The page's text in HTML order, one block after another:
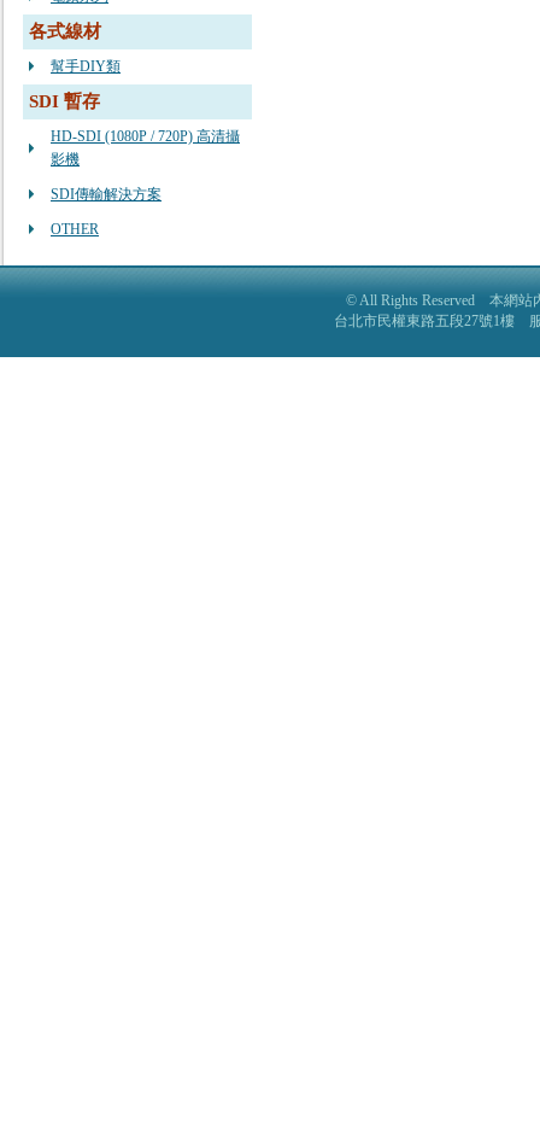
各式線材
幫手DIY類
SDI 暫存
HD-SDI (1080P / 720P) 高清攝
影機
SDI傳輸解決方案
OTHER
© All Rights Reserved 本網站
台北市民權東路五段27號1樓